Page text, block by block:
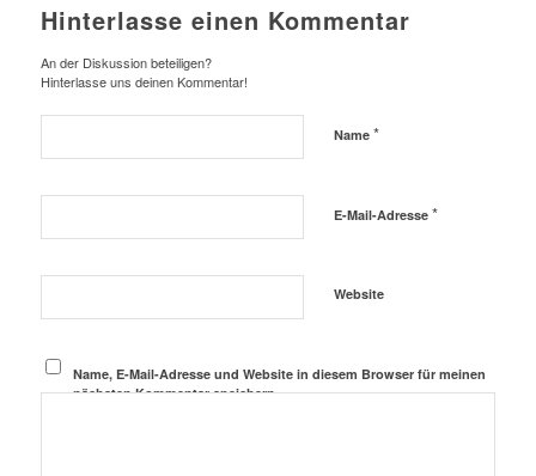
Hinterlasse einen Kommentar
An der Diskussion beteiligen?
Hinterlasse uns deinen Kommentar!
Name *
E-Mail-Adresse *
Website
Name, E-Mail-Adresse und Website in diesem Browser für meinen
nächsten Kommentar speichern.